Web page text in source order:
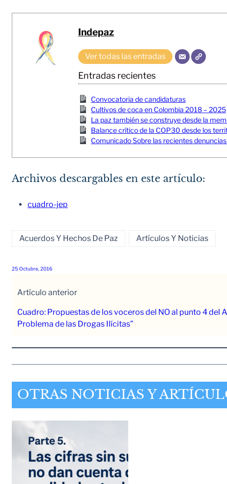
Indepaz
Ver todas las entradas
Entradas recientes
Convocatoria de candidaturas
Cultivos de coca en Colombia 2018 – 2025
La paz también se construye desde la
Balance crítico de la COP30 desde los
Comunicado Sobre las recientes
Archivos descargables en este artículo:
cuadro-jep
Acuerdos Y Hechos De Paz Artículos Y Noticias
25 Octubre, 2016
Artículo anterior
Cuadro: Propuestas de los voceros del NO al punto 4 del
Problema de las Drogas Ilícitas”
OTRAS NOTICIAS Y